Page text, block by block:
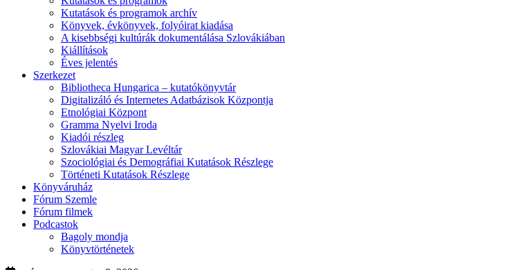
Kutatások és programok archív
Könyvek, évkönyvek, folyóirat kiadása
A kisebbségi kultúrák dokumentálása Szlovákiában
Kiállítások
Éves jelentés
Szerkezet
Bibliotheca Hungarica – kutatókönyvtár
Digitalizáló és Internetes Adatbázisok Központja
Etnológiai Központ
Gramma Nyelvi Iroda
Kiadói részleg
Szlovákiai Magyar Levéltár
Szociológiai és Demográfiai Kutatások Részlege
Történeti Kutatások Részlege
Könyváruház
Fórum Szemle
Fórum filmek
Podcastok
Bagoly mondja
Könyvtörténetek